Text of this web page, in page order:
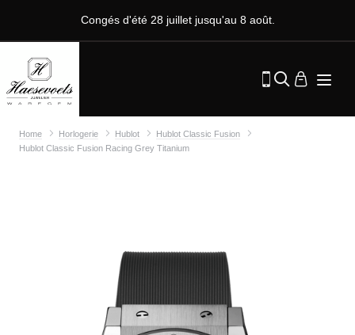
Congés d'été 28 juillet jusqu'au 8 août.
Home Horlogerie Hublot
Hublot Classic Fusion
Hublot Classic Fusion Racing Grey Titanium